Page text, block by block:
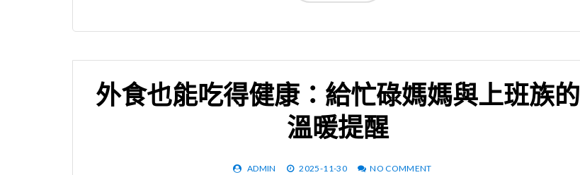
外食也能吃得健康：給忙碌媽媽與上班族的
溫暖提醒
ADMIN 2025-11-30 NO COMMENT